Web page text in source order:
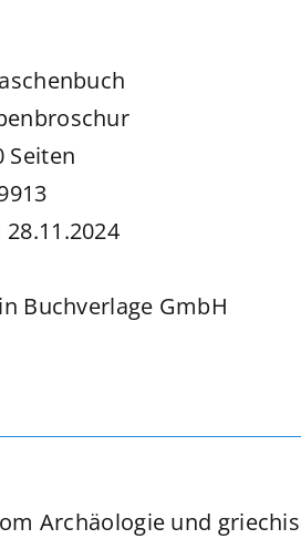
Seiten
Buchverlage GmbH
Archäologie und